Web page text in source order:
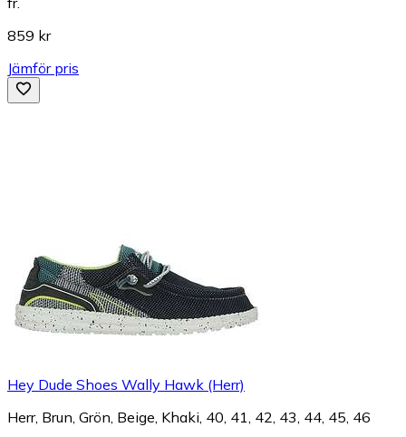
859 kr
Jämför pris
Hey Dude Shoes Wally Hawk (Herr)
Herr, Brun, Grön, Beige, Khaki, 40, 41, 42, 43, 44, 45, 46